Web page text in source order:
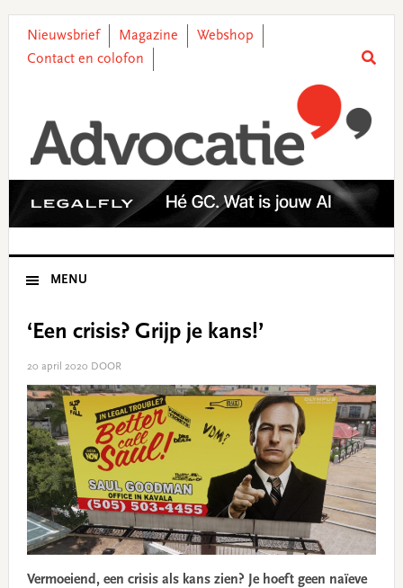
primary
main
primary
footer
Nieuwsbrief Magazine
Webshop
Contact en colofon
MENU
‘Een crisis? Grijp je kans!’
20 april 2020 DOOR
Vermoeiend, een crisis als kans zien? Je hoeft geen naïeve